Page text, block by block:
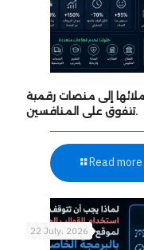
إلى منصات رقمية
تتفوق على المنافسين.
Read more
22 July، 2026